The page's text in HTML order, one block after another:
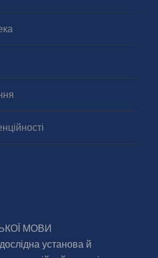
МОВИ
установа й